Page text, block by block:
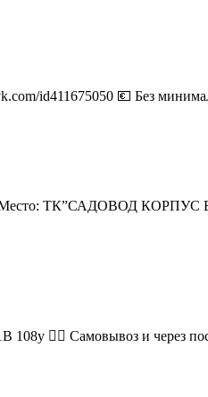
id411675050 💶 Без
Место: ТК”САДОВОД КОРПУС Б
108у 🚶‍♂ Самовывоз и через